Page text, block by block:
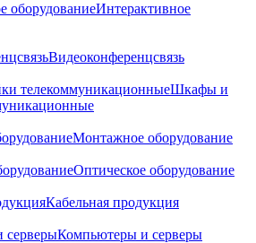
Интерактивное
Видеоконференцсвязь
Шкафы и
Монтажное оборудование
Оптическое оборудование
Кабельная продукция
Компьютеры и серверы